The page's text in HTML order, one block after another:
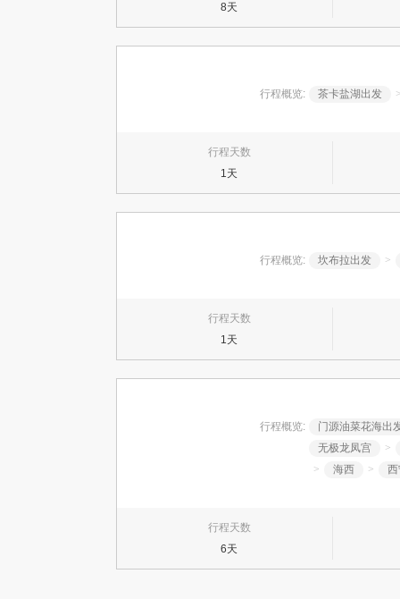
8天
行程概览: 茶卡盐湖出发
行程天数
1天
行程概览: 坎布拉出发 >
行程天数
1天
行程概览:
门源油菜花海出
无极龙凤宫
>
>
海西 >
行程天数
6天